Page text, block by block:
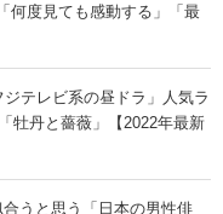
度見ても感動する」「最
ジテレビ系の昼ドラ」人気ラ
牡丹と薔薇」【2022年最新
合うと思う「日本の男性俳